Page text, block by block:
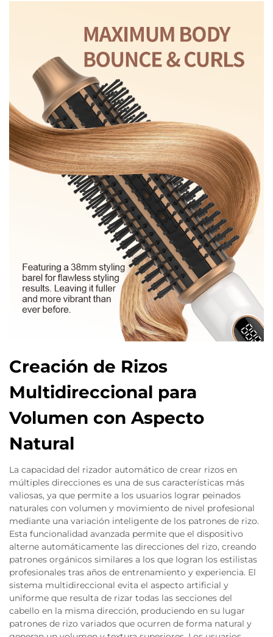
Creación de Rizos
Multidireccional para
Volumen con Aspecto
Natural
La capacidad del rizador automático de crear rizos en
múltiples direcciones es una de sus características más
valiosas, ya que permite a los usuarios lograr peinados
naturales con volumen y movimiento de nivel profesional
mediante una variación inteligente de los patrones de rizo.
Esta funcionalidad avanzada permite que el dispositivo
alterne automáticamente las direcciones del rizo, creando
patrones orgánicos similares a los que logran los estilistas
profesionales tras años de entrenamiento y experiencia. El
sistema multidireccional evita el aspecto artificial y
uniforme que resulta de rizar todas las secciones del
cabello en la misma dirección, produciendo en su lugar
patrones de rizo variados que ocurren de forma natural y